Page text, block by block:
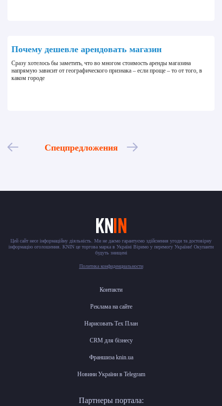
Почему дешевле арендовать магазин
Сразу хотелось бы заметить, что во многом стоимость аренды магазина
напрямую зависит от географического признака – если проще – то от того, в
каком городе
Спецпредложения
Цей сайт несе інформаційну діяльність. Ми не даємо гарантуємо здійснення угоди та достовірну
інформацію оголошення. KNIN це торгова марка в Україні Віримо у перемогу України! Окупанти
будуть знищені
Политика конфиденциальности
Контакти
Реклама на сайте
Нарисовать Тех План
CRM для бізнесу
Франшиза knin.ua
Новини України в Telegram
Партнеры портала: